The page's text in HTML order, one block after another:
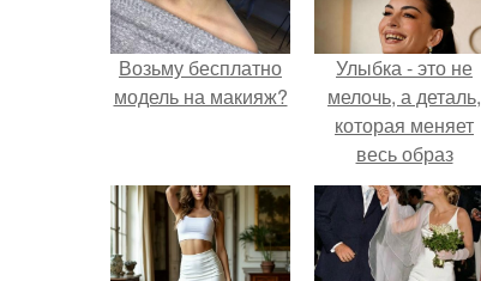
Возьму бесплатно
модель на макияж?
Улыбка - это не
мелочь, а деталь,
которая меняет
весь образ
человека.